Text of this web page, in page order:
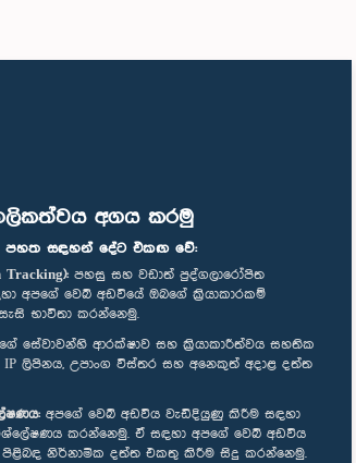
අගය කරමු
පහත සඳහන් දේට එකඟ වේ:
පහසු සහ වඩාත් පුද්ගලාරෝපිත
අපගේ වෙබ් අඩවියේ ඔබගේ ක්‍රියාකාරකම්
භාවිතා කරන්නෙමු.
සේවාවන්හි ආරක්ෂාව සහ ක්‍රියාකාරීත්වය සහතික
ලිපිනය, උපාංග විස්තර සහ අනෙකුත් අදාළ දත්ත
අපගේ වෙබ් අඩවිය වැඩිදියුණු කිරීම සඳහා
කරන්නෙමු. ඒ සඳහා අපගේ වෙබ් අඩවිය
පිළිබඳ නිර්නාමික දත්ත එකතු කිරීම සිදු කරන්නෙමු.